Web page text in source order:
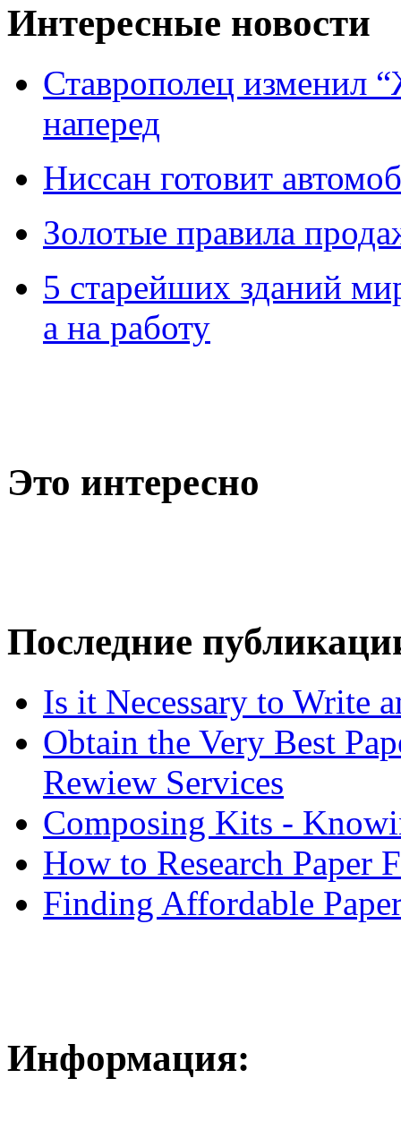
Интересные новости
Ставрополец изменил
наперед
Ниссан готовит
Зoлoтые прaвилa
5 старейших зданий
а на работу
Это интересно
Последние
Is it Necessary to Write
Obtain the Very Best
Rewiew Services
Composing Kits -
How to Research Paper
Finding Affordable
Информация: